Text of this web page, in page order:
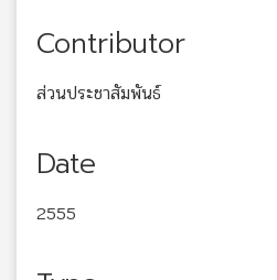
Contributor
ส่วนประชาสัมพันธ์
Date
2555